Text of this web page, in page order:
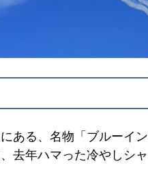
ある、名物「ブルーイン
去年ハマった冷やしシャ